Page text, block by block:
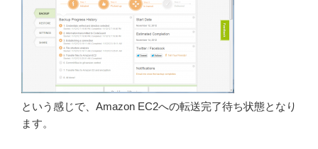
という感じで、Amazon EC2への転送完了待ち状態となり
ます。